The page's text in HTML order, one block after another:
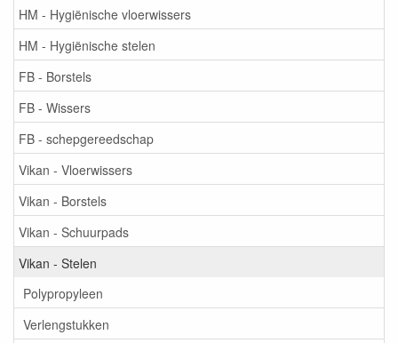
HM - Hygiënische vloerwissers
HM - Hygiënische stelen
FB - Borstels
FB - Wissers
FB - schepgereedschap
Vikan - Vloerwissers
Vikan - Borstels
Vikan - Schuurpads
Vikan - Stelen
Polypropyleen
Verlengstukken